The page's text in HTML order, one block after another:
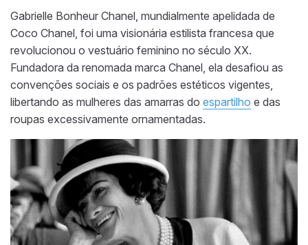
Gabrielle Bonheur Chanel, mundialmente apelidada de
Coco Chanel, foi uma visionária estilista francesa que
revolucionou o vestuário feminino no século XX.
Fundadora da renomada marca Chanel, ela desafiou as
convenções sociais e os padrões estéticos vigentes,
libertando as mulheres das amarras do espartilho e das
roupas excessivamente ornamentadas.